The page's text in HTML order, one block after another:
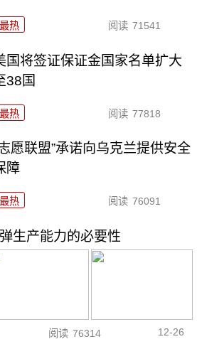
最热 阅读 71541
国将签证保证金国家名单扩大
38国
最热 阅读 77818
愿联盟”承诺向乌克兰提供安全
障
最热 阅读 76091
生产能力的必要性
阅读 76314 12-26